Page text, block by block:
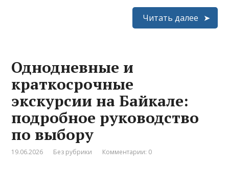
Читать далее
Однодневные и
краткосрочные
экскурсии на Байкале:
подробное руководство
по выбору
19.06.2026 Без рубрики Комментарии: 0